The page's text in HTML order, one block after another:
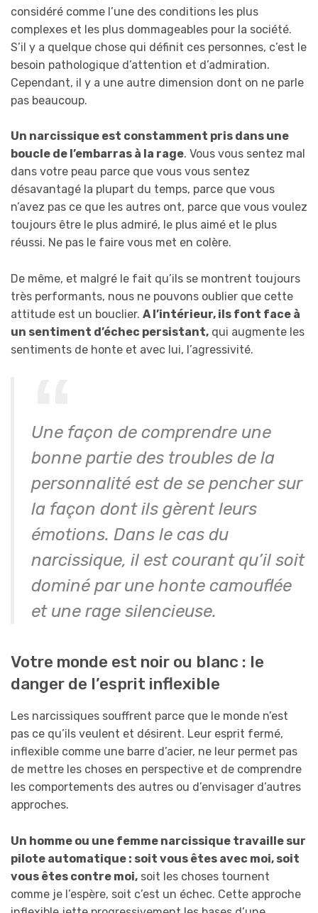
considéré comme l’une des conditions les plus
complexes et les plus dommageables pour la société.
S’il y a quelque chose qui définit ces personnes, c’est le
besoin pathologique d’attention et d’admiration.
Cependant, il y a une autre dimension dont on ne parle
pas beaucoup.
Un narcissique est constamment pris dans une
boucle de l’embarras à la rage. Vous vous sentez mal
dans votre peau parce que vous vous sentez
désavantagé la plupart du temps, parce que vous
n’avez pas ce que les autres ont, parce que vous voulez
toujours être le plus admiré, le plus aimé et le plus
réussi. Ne pas le faire vous met en colère.
De même, et malgré le fait qu’ils se montrent toujours
très performants, nous ne pouvons oublier que cette
attitude est un bouclier. A l’intérieur, ils font face à
un sentiment d’échec persistant, qui augmente les
sentiments de honte et avec lui, l’agressivité.
Une façon de comprendre une
bonne partie des troubles de la
personnalité est de se pencher sur
la façon dont ils gèrent leurs
émotions. Dans le cas du
narcissique, il est courant qu’il soit
dominé par une honte camouflée
et une rage silencieuse.
Votre monde est noir ou blanc : le
danger de l’esprit inflexible
Les narcissiques souffrent parce que le monde n’est
pas ce qu’ils veulent et désirent. Leur esprit fermé,
inflexible comme une barre d’acier, ne leur permet pas
de mettre les choses en perspective et de comprendre
les comportements des autres ou d’envisager d’autres
approches.
Un homme ou une femme narcissique travaille sur
pilote automatique : soit vous êtes avec moi, soit
vous êtes contre moi, soit les choses tournent
comme je l’espère, soit c’est un échec. Cette approche